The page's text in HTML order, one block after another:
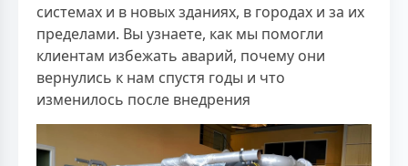
системах и в новых зданиях, в городах и за их
пределами. Вы узнаете, как мы помогли
клиентам избежать аварий, почему они
вернулись к нам спустя годы и что
изменилось после внедрения